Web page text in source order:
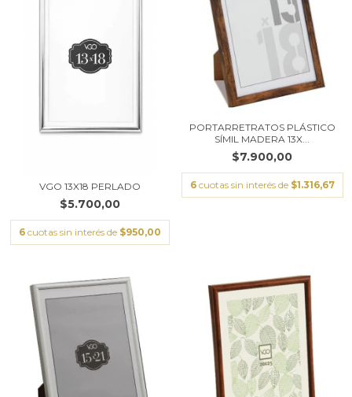
VGO 13X18 PERLADO
$5.700,00
6 cuotas sin interés de $950,00
PORTARRETRATOS PLÁSTICO
SÍMIL MADERA 13X...
$7.900,00
6 cuotas sin interés de $1.316,67